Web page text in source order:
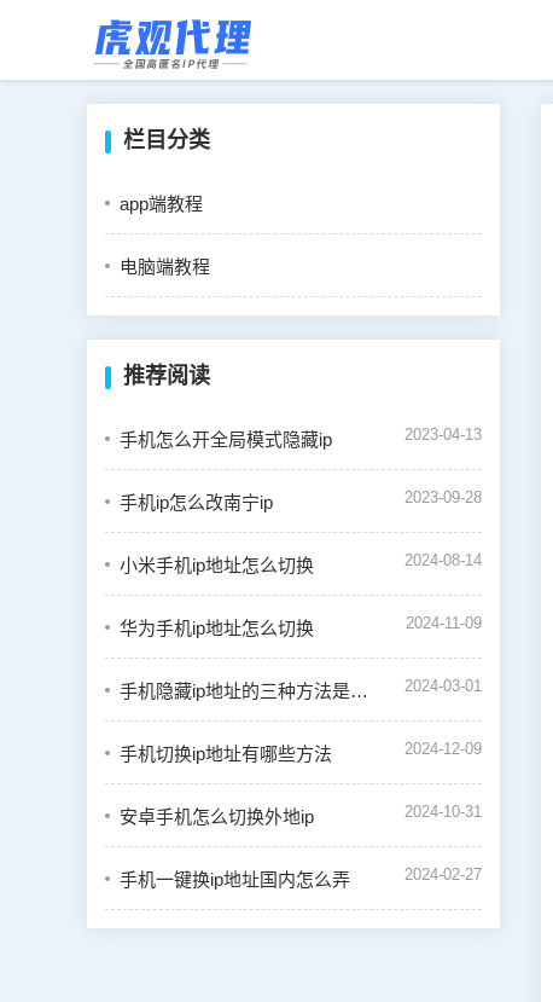
栏目分类
app端教程
电脑端教程
推荐阅读
手机怎么开全局模式隐藏ip 2023-04-13
手机ip怎么改南宁ip 2023-09-28
小米手机ip地址怎么切换 2024-08-14
华为手机ip地址怎么切换 2024-11-09
手机隐藏ip地址的三种方法是什么 2024-03-01
手机切换ip地址有哪些方法 2024-12-09
安卓手机怎么切换外地ip 2024-10-31
手机一键换ip地址国内怎么弄 2024-02-27